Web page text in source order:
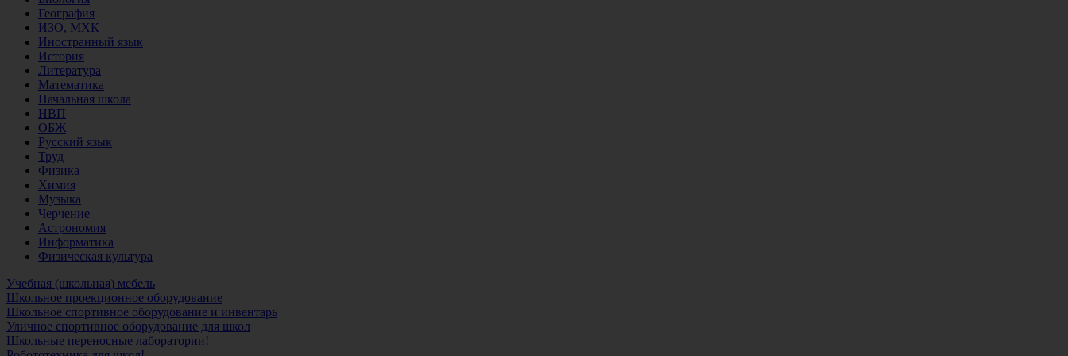
География
ИЗО, МХК
Иностранный язык
История
Литература
Математика
Начальная школа
НВП
ОБЖ
Русский язык
Труд
Физика
Химия
Музыка
Черчение
Астрономия
Информатика
Физическая культура
Учебная (школьная) мебель
Школьное проекционное оборудование
Школьное спортивное оборудование и инвентарь
Уличное спортивное оборудование для школ
Школьные переносные лаборатории!